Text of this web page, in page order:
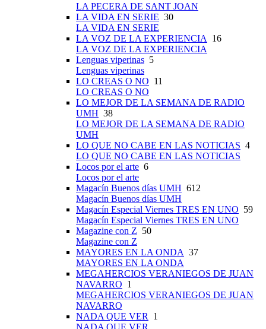
LA PECERA DE SANT JOAN
LA VIDA EN SERIE 30
LA VIDA EN SERIE
LA VOZ DE LA EXPERIENCIA
16
LA VOZ DE LA EXPERIENCIA
Lenguas viperinas 5
Lenguas viperinas
LO CREAS O NO 11
LO CREAS O NO
LO MEJOR DE LA SEMANA DE RADIO
UMH 38
LO MEJOR DE LA SEMANA DE RADIO
UMH
LO QUE NO CABE EN LAS NOTICIAS 4
LO QUE NO CABE EN LAS NOTICIAS
Locos por el arte 6
Locos por el arte
Magacín Buenos días UMH 612
Magacín Buenos días UMH
Magacín Especial Viernes TRES EN UNO 59
Magacín Especial Viernes TRES EN UNO
Magazine con Z 50
Magazine con Z
MAYORES EN LA ONDA 37
MAYORES EN LA ONDA
MEGAHERCIOS VERANIEGOS DE JUAN
NAVARRO 1
MEGAHERCIOS VERANIEGOS DE JUAN
NAVARRO
NADA QUE VER
1